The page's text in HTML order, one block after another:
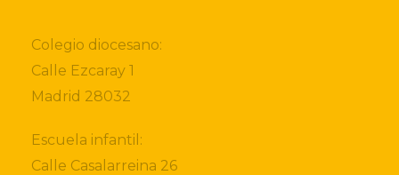
Colegio diocesano:
Calle Ezcaray 1
Madrid 28032
Escuela infantil:
Calle Casalarreina 26